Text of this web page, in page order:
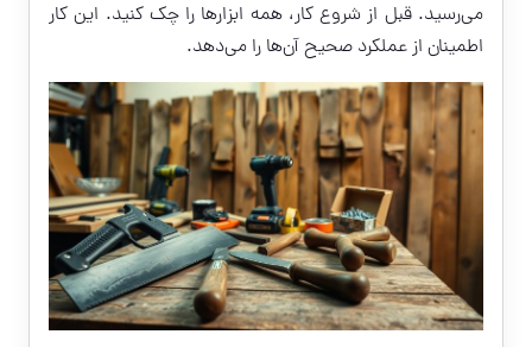
می‌رسید. قبل از شروع کار، همه ابزارها را چک کنید. این کار
اطمینان از عملکرد صحیح آن‌ها را می‌دهد.